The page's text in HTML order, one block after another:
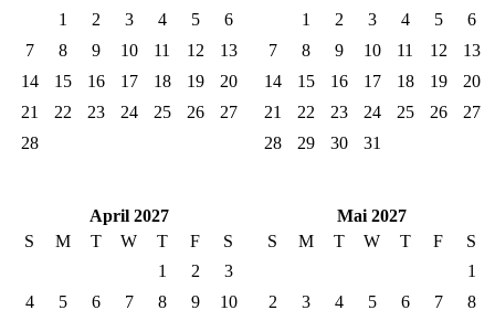
1
2 3 4 5
6
7
8 9 10 11 12
13
14
15 16 17 18 19
20
21
22 23 24 25 26
27
28
1
2 3 4 5
6
7
8 9 10 11 12
13
14
15 16 17 18 19
20
21
22 23 24 25 26
27
28
29 30 31
April 2027
S
M T W T F
S
1
2
3
4
5 6 7 8 9
10
Mai 2027
S
M T W T F
S
1
2
3 4 5 6 7
8